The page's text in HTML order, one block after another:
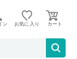
ン お気に入り
セット TN-P